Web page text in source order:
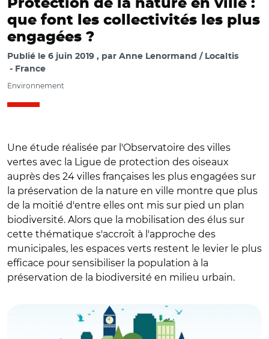
Protection de la nature en ville :
que font les collectivités les plus
engagées ?
Publié le 6 juin 2019 par Anne Lenormand / Localtis
France
Environnement
Une étude réalisée par l'Observatoire des villes
vertes avec la Ligue de protection des oiseaux
auprès des 24 villes françaises les plus engagées sur
la préservation de la nature en ville montre que plus
de la moitié d'entre elles ont mis sur pied un plan
biodiversité. Alors que la mobilisation des élus sur
cette thématique s'accroît à l'approche des
municipales, les espaces verts restent le levier le plus
efficace pour sensibiliser la population à la
préservation de la biodiversité en milieu urbain.